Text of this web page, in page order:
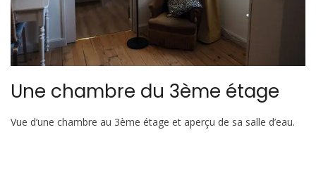
Une chambre du 3ème étage
Vue d’une chambre au 3ème étage et aperçu de sa salle d’eau.